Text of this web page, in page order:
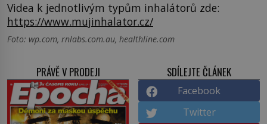
Videa k jednotlivým typům inhalátorů zde:
https://www.mujinhalator.cz/
Foto: wp.com, rnlabs.com.au, healthline.com
PRÁVĚ V PRODEJI SDÍLEJTE ČLÁNEK
Facebook
Twitter